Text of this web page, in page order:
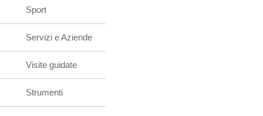
Sport
Servizi e Aziende
Visite guidate
Strumenti